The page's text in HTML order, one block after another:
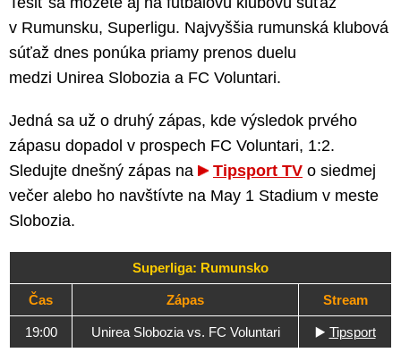
v Rumunsku, Superligu. Najvyššia rumunská klubová
súťaž dnes ponúka priamy prenos duelu
medzi Unirea Slobozia a FC Voluntari.
Jedná sa už o druhý zápas, kde výsledok prvého
zápasu dopadol v prospech FC Voluntari, 1:2.
Sledujte dnešný zápas na
Tipsport TV o siedmej
večer alebo ho navštívte na May 1 Stadium v meste
Slobozia.
Superliga: Rumunsko
Čas Zápas Stream
19:00 Unirea Slobozia vs. FC Voluntari ▶️ Tipsport